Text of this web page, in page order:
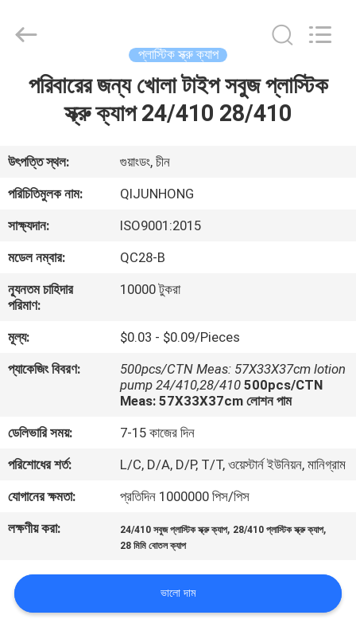
বাড়ি
ভিআর
শো
আমাদের
সম্পর্কে
কারখানা
পরিদর্শন
গুণমান
নিয়ন্ত্রণ
আমাদের
সাথে
খবর
PRODUCTS
MANUFACTORY
Reserved.
প্লাস্টিক স্ক্রু ক্যাপ
পরিবারের জন্য খোলা টাইপ সবুজ প্লাস্টিক
স্ক্রু ক্যাপ 24/410 28/410
উৎপত্তি স্থল:
গুয়াংডং, চীন
পরিচিতিমুলক নাম:
QIJUNHONG
সাক্ষ্যদান:
ISO9001:2015
মডেল নম্বার:
QC28-B
ন্যূনতম চাহিদার
পরিমাণ:
10000 টুকরা
মূল্য:
$0.03 - $0.09/Pieces
প্যাকেজিং বিবরণ:
500pcs/CTN Meas: 57X33X37cm lotion
pump 24/410,28/410 500pcs/CTN
Meas: 57X33X37cm লোশন পাম
ডেলিভারি সময়:
7-15 কাজের দিন
পরিশোধের শর্ত:
L/C, D/A, D/P, T/T, ওয়েস্টার্ন ইউনিয়ন, মানিগ্রাম
যোগানের ক্ষমতা:
প্রতিদিন 1000000 পিস/পিস
লক্ষণীয় করা:
24/410 সবুজ প্লাস্টিক স্ক্রু ক্যাপ, 28/410 প্লাস্টিক স্ক্রু ক্যাপ,
28 মিমি বোতল ক্যাপ
ভালো দাম